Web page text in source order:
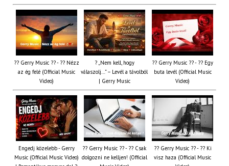
?? Gerry Music ?? - ?? Nézz
az ég felé (Official Music
Video)
? „Nem kell, hogy
válaszolj…” – Levél a távolból
| Gerry Music
?? Gerry Music ?? - ?? Egy
buta levél (Official Music
Video)
Engedj közelebb - Gerry
Music (Official Music Video)
?? Gerry Music ?? - ?? Csak
dolgozni ne kelljen! (Official
?? Gerry Music ?? - ?? Ki
visz haza (Official Music